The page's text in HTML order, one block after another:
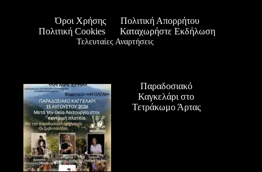
Όροι Χρήσης
Πολιτική Απορρήτου
Πολιτική Cookies
Καταχωρήστε Εκδήλωση
Τελευταίες Αναρτήσεις
Παραδοσιακό
Καγκελάρι στο
Τετράκωμο Άρτας